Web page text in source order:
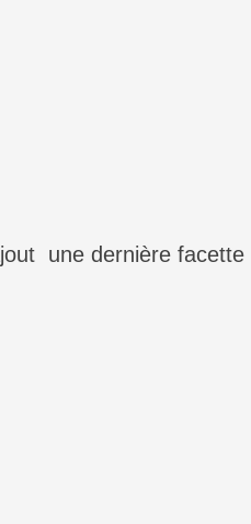
une dernière